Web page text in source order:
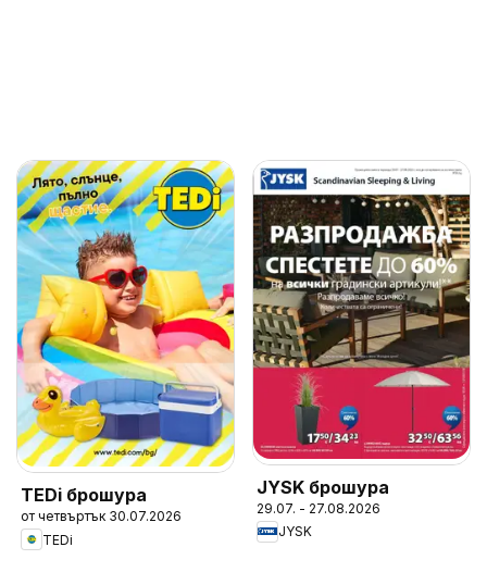
TEDi брошура
от четвъртък 30.07.2026
TEDi
JYSK брошура
29.07. - 27.08.2026
JYSK